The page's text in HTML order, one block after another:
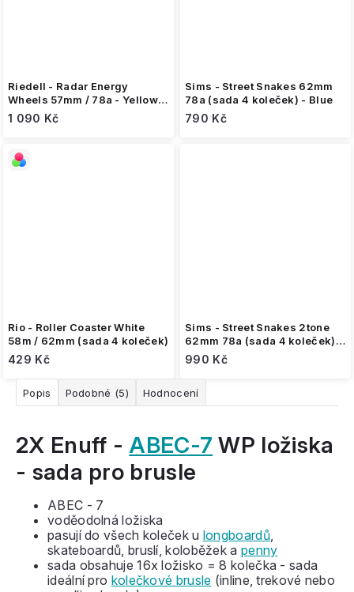
Riedell - Radar Energy
Wheels 57mm / 78a - Yellow
(sada 4 koleček)
1 090 Kč
Sims - Street Snakes 62mm
78a (sada 4 koleček) - Blue
790 Kč
Rio - Roller Coaster White
58m / 62mm (sada 4 koleček)
429 Kč
Sims - Street Snakes 2tone
62mm 78a (sada 4 koleček) -
Black/Red
990 Kč
Popis Podobné (5) Hodnocení
2X Enuff -ABEC-7 WP ložiska
- sada pro brusle
ABEC - 7
voděodolná ložiska
pasují do všech koleček u longboardů,
skateboardů, bruslí, koloběžek a penny
sada obsahuje 16x ložisko = 8 kolečka - sada
ideální pro kolečkové brusle (inline, trekové nebo